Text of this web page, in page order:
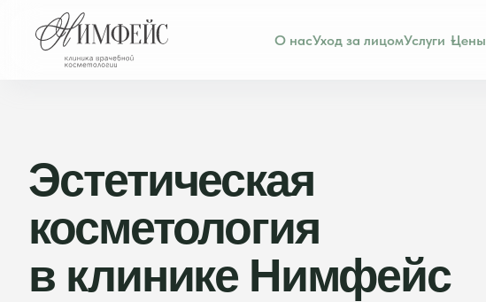
О насУход за лицомУслуги Цены
Эстетическая
косметология
в клинике Нимфейс